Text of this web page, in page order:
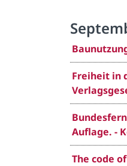
Freiheit in
Auflage. -
The code